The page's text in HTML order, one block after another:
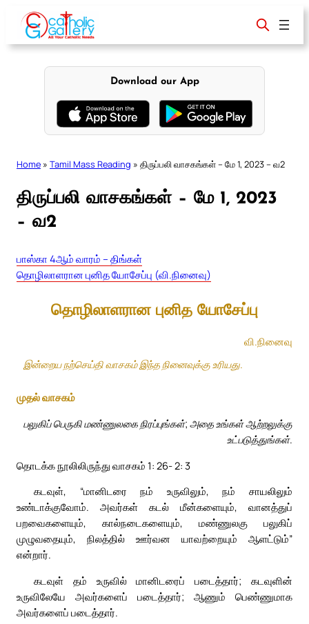
content
Download our App
Home » Tamil Mass Reading » திருப்பலி வாசகங்கள் – மே 1, 2023 – வ2
திருப்பலி வாசகங்கள் – மே 1, 2023
– வ2
பாஸ்கா 4ஆம் வாரம் – திங்கள்
தொழிலாளரான புனித யோசேப்பு (வி.நினைவு)
தொழிலாளரான புனித யோசேப்பு
வி.நினைவு
இன்றைய நற்செய்தி வாசகம் இந்த நினைவுக்கு உரியது.
முதல் வாசகம்
பலுகிப் பெருகி மண்ணுலகை நிரப்புங்கள்; அதை உங்கள் ஆற்றலுக்கு
உட்படுத்துங்கள்.
தொடக்க நூலிலிருந்து வாசகம் 1: 26- 2: 3
கடவுள், “மானிடரை நம் உருவிலும், நம் சாயலிலும்
உண்டாக்குவோம். அவர்கள் கடல் மீன்களையும், வானத்துப்
பறவைகளையும், கால்நடைகளையும், மண்ணுலகு பலுகிப்
முழுவதையும், நிலத்தில் ஊர்வன யாவற்றையும் ஆளட்டும்”
என்றார்.
கடவுள் தம் உருவில் மானிடரைப் படைத்தார்; கடவுளின்
உருவிலேயே அவர்களைப் படைத்தார்; ஆணும் பெண்ணுமாக
அவர்களைப் படைத்தார்.